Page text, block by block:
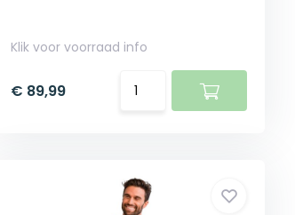
Klik voor voorraad info
€ 89,99